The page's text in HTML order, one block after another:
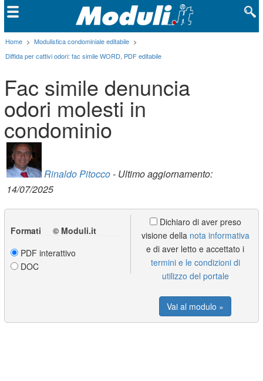
Home > Modulistica condominiale editabile >
Diffida per cattivi odori: fac simile WORD, PDF editabile
Fac simile denuncia
odori molesti in
condominio
Rinaldo Pitocco- Ultimo aggiornamento:
14/07/2025
Formati © Moduli.it
PDF interattivo
DOC
Dichiaro di aver preso
visione della nota informativa
e di aver letto e accettato i
termini e le condizioni di
utilizzo del portale
Vai al modulo »